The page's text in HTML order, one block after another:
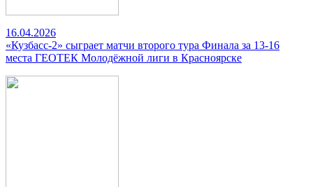
16.04.2026
«Кузбасс-2» сыграет матчи второго тура Финала за 13-16
места ГЕОТЕК Молодёжной лиги в Красноярске